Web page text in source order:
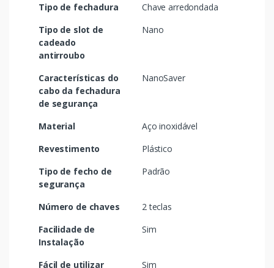
Tipo de fechadura
Chave arredondada
Tipo de slot de
cadeado
antirroubo
Nano
Características do
cabo da fechadura
de segurança
NanoSaver
Material
Aço inoxidável
Revestimento
Plástico
Tipo de fecho de
segurança
Padrão
Número de chaves
2 teclas
Facilidade de
Instalação
Sim
Fácil de utilizar
Sim